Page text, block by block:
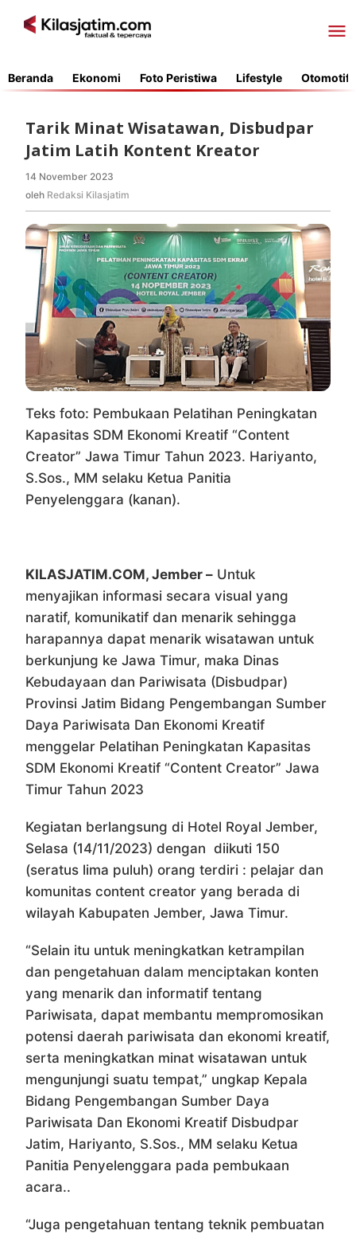
Beranda Ekonomi Foto Peristiwa Lifestyle Otomotif
Tarik Minat Wisatawan, Disbudpar
Jatim Latih Kontent Kreator
14 November 2023
Redaksi
oleh Redaksi Kilasjatim
Teks foto: Pembukaan Pelatihan Peningkatan
Kapasitas SDM Ekonomi Kreatif “Content
Creator” Jawa Timur Tahun 2023. Hariyanto,
S.Sos., MM selaku Ketua Panitia
Penyelenggara (kanan).
KILASJATIM.COM, Jember – Untuk
menyajikan informasi secara visual yang
naratif, komunikatif dan menarik sehingga
harapannya dapat menarik wisatawan untuk
berkunjung ke Jawa Timur, maka Dinas
Kebudayaan dan Pariwisata (Disbudpar)
Provinsi Jatim Bidang Pengembangan Sumber
Daya Pariwisata Dan Ekonomi Kreatif
menggelar Pelatihan Peningkatan Kapasitas
SDM Ekonomi Kreatif “Content Creator” Jawa
Timur Tahun 2023
Kegiatan berlangsung di Hotel Royal Jember,
Selasa (14/11/2023) dengan diikuti 150
(seratus lima puluh) orang terdiri : pelajar dan
komunitas content creator yang berada di
wilayah Kabupaten Jember, Jawa Timur.
“Selain itu untuk meningkatkan ketrampilan
dan pengetahuan dalam menciptakan konten
yang menarik dan informatif tentang
Pariwisata, dapat membantu mempromosikan
potensi daerah pariwisata dan ekonomi kreatif,
serta meningkatkan minat wisatawan untuk
mengunjungi suatu tempat,” ungkap Kepala
Bidang Pengembangan Sumber Daya
Pariwisata Dan Ekonomi Kreatif Disbudpar
Jatim, Hariyanto, S.Sos., MM selaku Ketua
Panitia Penyelenggara pada pembukaan
acara..
“Juga pengetahuan tentang teknik pembuatan